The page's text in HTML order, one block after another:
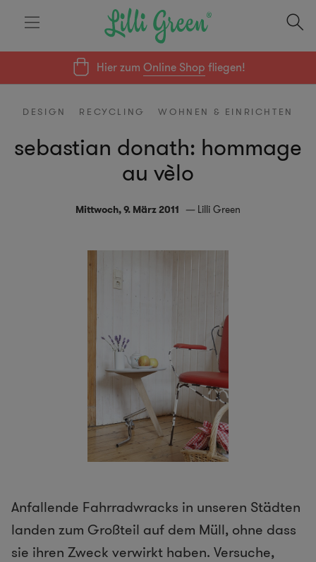
Hier zumOnline Shop fliegen!
DESIGN RECYCLING WOHNEN & EINRICHTEN
sebastian donath: hommage
au vèlo
Mittwoch, 9. März 2011 Lilli Green
Anfallende Fahrradwracks in unseren Städten
landen zum Großteil auf dem Müll, ohne dass
sie ihren Zweck verwirkt haben. Versuche,